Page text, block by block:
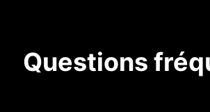
Questions